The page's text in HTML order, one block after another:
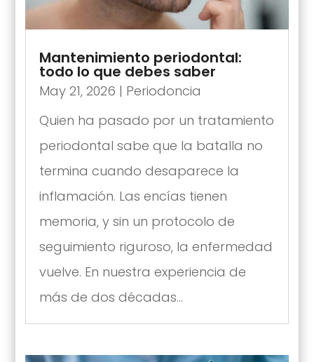
Mantenimiento periodontal:
todo lo que debes saber
May 21, 2026 | Periodoncia
Quien ha pasado por un tratamiento
periodontal sabe que la batalla no
termina cuando desaparece la
inflamación. Las encías tienen
memoria, y sin un protocolo de
seguimiento riguroso, la enfermedad
vuelve. En nuestra experiencia de
más de dos décadas...